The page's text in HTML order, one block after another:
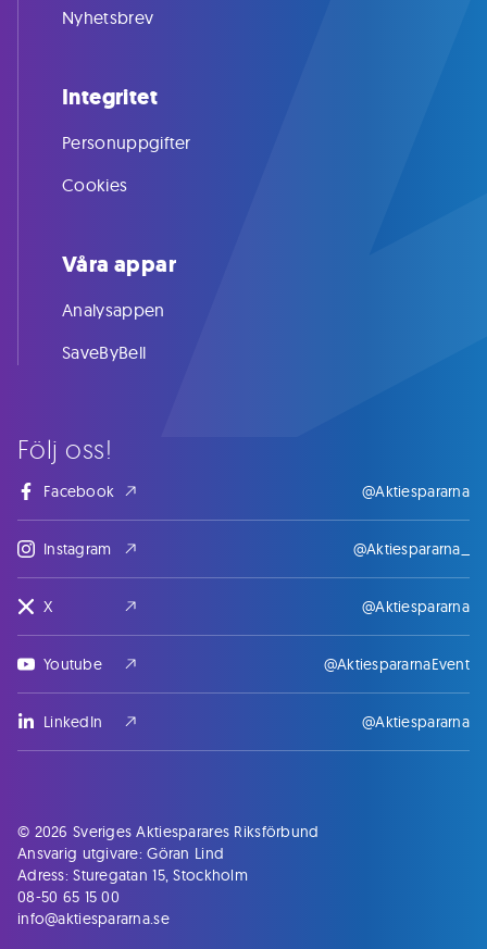
Följ oss!
Facebook @Aktiespararna
Instagram @Aktiespararna_
X @Aktiespararna
Youtube @AktiespararnaEvent
LinkedIn @Aktiespararna
Nyhetsbrev
Integritet
Personuppgifter
Cookies
Våra appar
Analysappen
SaveByBell
© 2026 Sveriges Aktiesparares Riksförbund
Ansvarig utgivare: Göran Lind
Adress: Sturegatan 15, Stockholm
08-50 65 15 00
info@aktiespararna.se